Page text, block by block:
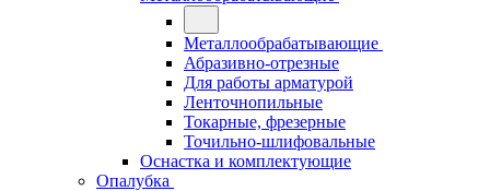
Металлообрабатывающие
Абразивно-отрезные
Для работы арматурой
Ленточнопильные
Токарные, фрезерные
Точильно-шлифовальные
Оснастка и комплектующие
Опалубка